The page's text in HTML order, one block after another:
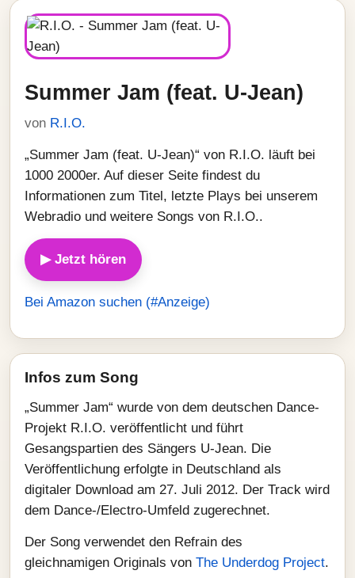
Summer Jam (feat. U-Jean)
von R.I.O.
„Summer Jam (feat. U-Jean)“ von R.I.O. läuft bei
1000 2000er. Auf dieser Seite findest du
Informationen zum Titel, letzte Plays bei unserem
Webradio und weitere Songs von R.I.O..
▶ Jetzt hören
Bei Amazon suchen (#Anzeige)
Infos zum Song
„Summer Jam“ wurde von dem deutschen Dance-
Projekt R.I.O. veröffentlicht und führt
Gesangspartien des Sängers U‑Jean. Die
Veröffentlichung erfolgte in Deutschland als
digitaler Download am 27. Juli 2012. Der Track wird
dem Dance-/Electro-Umfeld zugerechnet.
Der Song verwendet den Refrain des
gleichnamigen Originals von The Underdog Project.